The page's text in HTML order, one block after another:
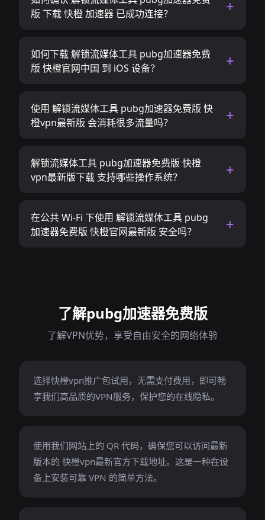
版 下载 快橙 加速器 已成功连接？
如何下载 解锁流媒体工具 pubg加速器免费
版 快橙官网中国 到 iOS 设备？
使用 解锁流媒体工具 pubg加速器免费版 快
橙vpn最新版 会消耗很多流量吗？
解锁流媒体工具 pubg加速器免费版 快橙
vpn最新版下载 支持哪些操作系统？
在公共 Wi-Fi 下使用 解锁流媒体工具 pubg
加速器免费版 快橙官网最新版 安全吗？
了解pubg加速器免费版
了解VPN优势，享受自由安全的网络体验
选择快橙vpn推广包试用，无需支付费用，即可畅
享我们高品质的VPN服务，保护您的在线隐私。
使用我们网站上的 QR 代码，确保您可以访问最新
版本的 快橙vpn最新官方下载地址。这是一种在设
备上安装可靠 VPN 的简单方法。